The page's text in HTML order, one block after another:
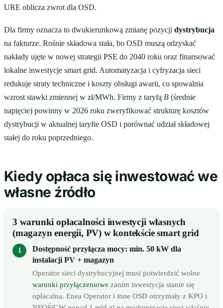
URE oblicza zwrot dla OSD.
Dla firmy oznacza to dwukierunkową zmianę pozycji dystrybucja
na fakturze. Rośnie składowa stała, bo OSD muszą odzyskać
nakłady ujęte w nowej strategii PSE do 2040 roku oraz finansować
lokalne inwestycje smart grid. Automatyzacja i cyfryzacja sieci
redukuje straty techniczne i koszty obsługi awarii, co spowalnia
wzrost stawki zmiennej w zł/MWh. Firmy z taryfą B (średnie
napięcie) powinny w 2026 roku zweryfikować strukturę kosztów
dystrybucji w aktualnej taryfie OSD i porównać udział składowej
stałej do roku poprzedniego.
Kiedy opłaca się inwestować we
własne źródło
3 warunki opłacalności inwestycji własnych
(magazyn energii, PV) w kontekście smart grid
Dostępność przyłącza mocy: min. 50 kW dla
instalacji PV + magazyn
Operator sieci dystrybucyjnej musi potwierdzić wolne
warunki przyłączeniowe zanim inwestycja stanie się
opłacalna. Enea Operator i inne OSD otrzymały z KPO i